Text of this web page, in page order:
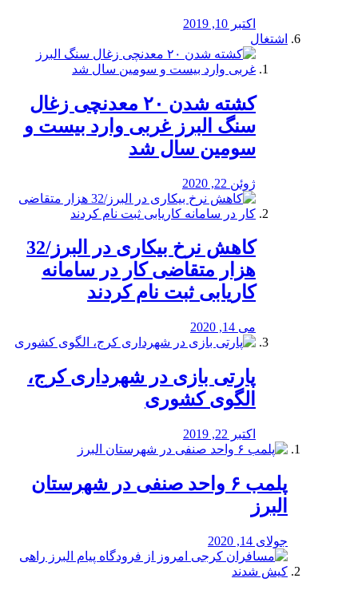
اکتبر 10, 2019
اشتغال
کشته شدن ۲۰ معدنچی زغال
سنگ البرز غربی وارد بیست و
سومین سال شد
ژوئن 22, 2020
کاهش نرخ بیکاری در البرز/32
هزار متقاضی کار در سامانه
کاریابی ثبت نام کردند
می 14, 2020
پارتی بازی در شهرداری کرج،
الگوی کشوری
اکتبر 22, 2019
پلمب ۶ واحد صنفی در شهرستان
البرز
جولای 14, 2020